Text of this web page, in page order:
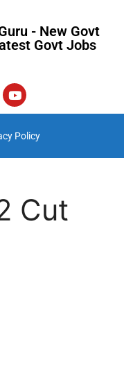
- New Govt
Govt Jobs
Policy
Cut